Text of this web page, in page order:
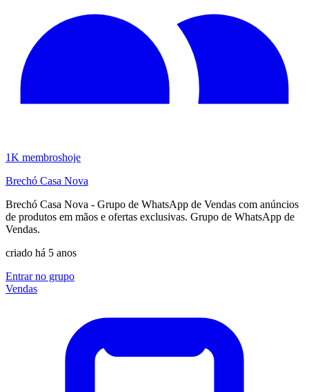
1K membroshoje
Brechó Casa Nova
Brechó Casa Nova - Grupo de WhatsApp de Vendas com anúncios
de produtos em mãos e ofertas exclusivas. Grupo de WhatsApp de
Vendas.
criado há 5 anos
Entrar no grupo
Vendas